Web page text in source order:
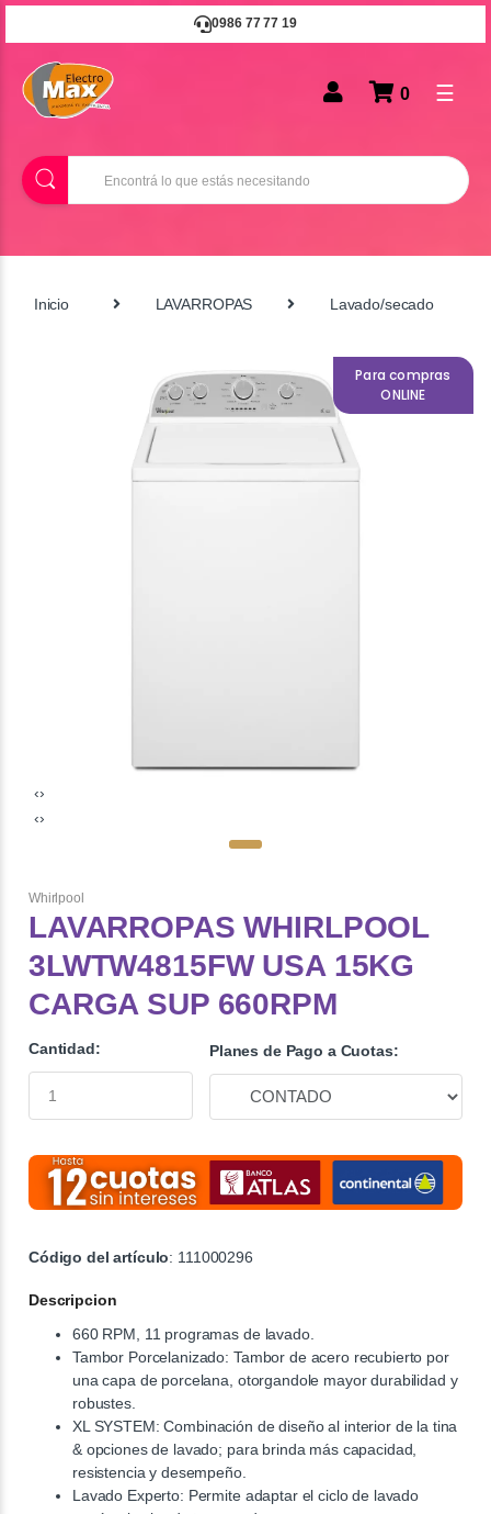
0986 77 77 19
B
u
0 ☰
Inicio LAVARROPAS Lavado/secado
Para compras
ONLINE
‹›
‹›
Whirlpool
LAVARROPAS WHIRLPOOL
3LWTW4815FW USA 15KG
CARGA SUP 660RPM
Cantidad: Planes de Pago a Cuotas:
Código del artículo: 111000296
Descripcion
660 RPM, 11 programas de lavado.
Tambor Porcelanizado: Tambor de acero recubierto por
una capa de porcelana, otorgandole mayor durabilidad y
robustes.
XL SYSTEM: Combinación de diseño al interior de la tina
& opciones de lavado; para brinda más capacidad,
resistencia y desempeño.
Lavado Experto: Permite adaptar el ciclo de lavado